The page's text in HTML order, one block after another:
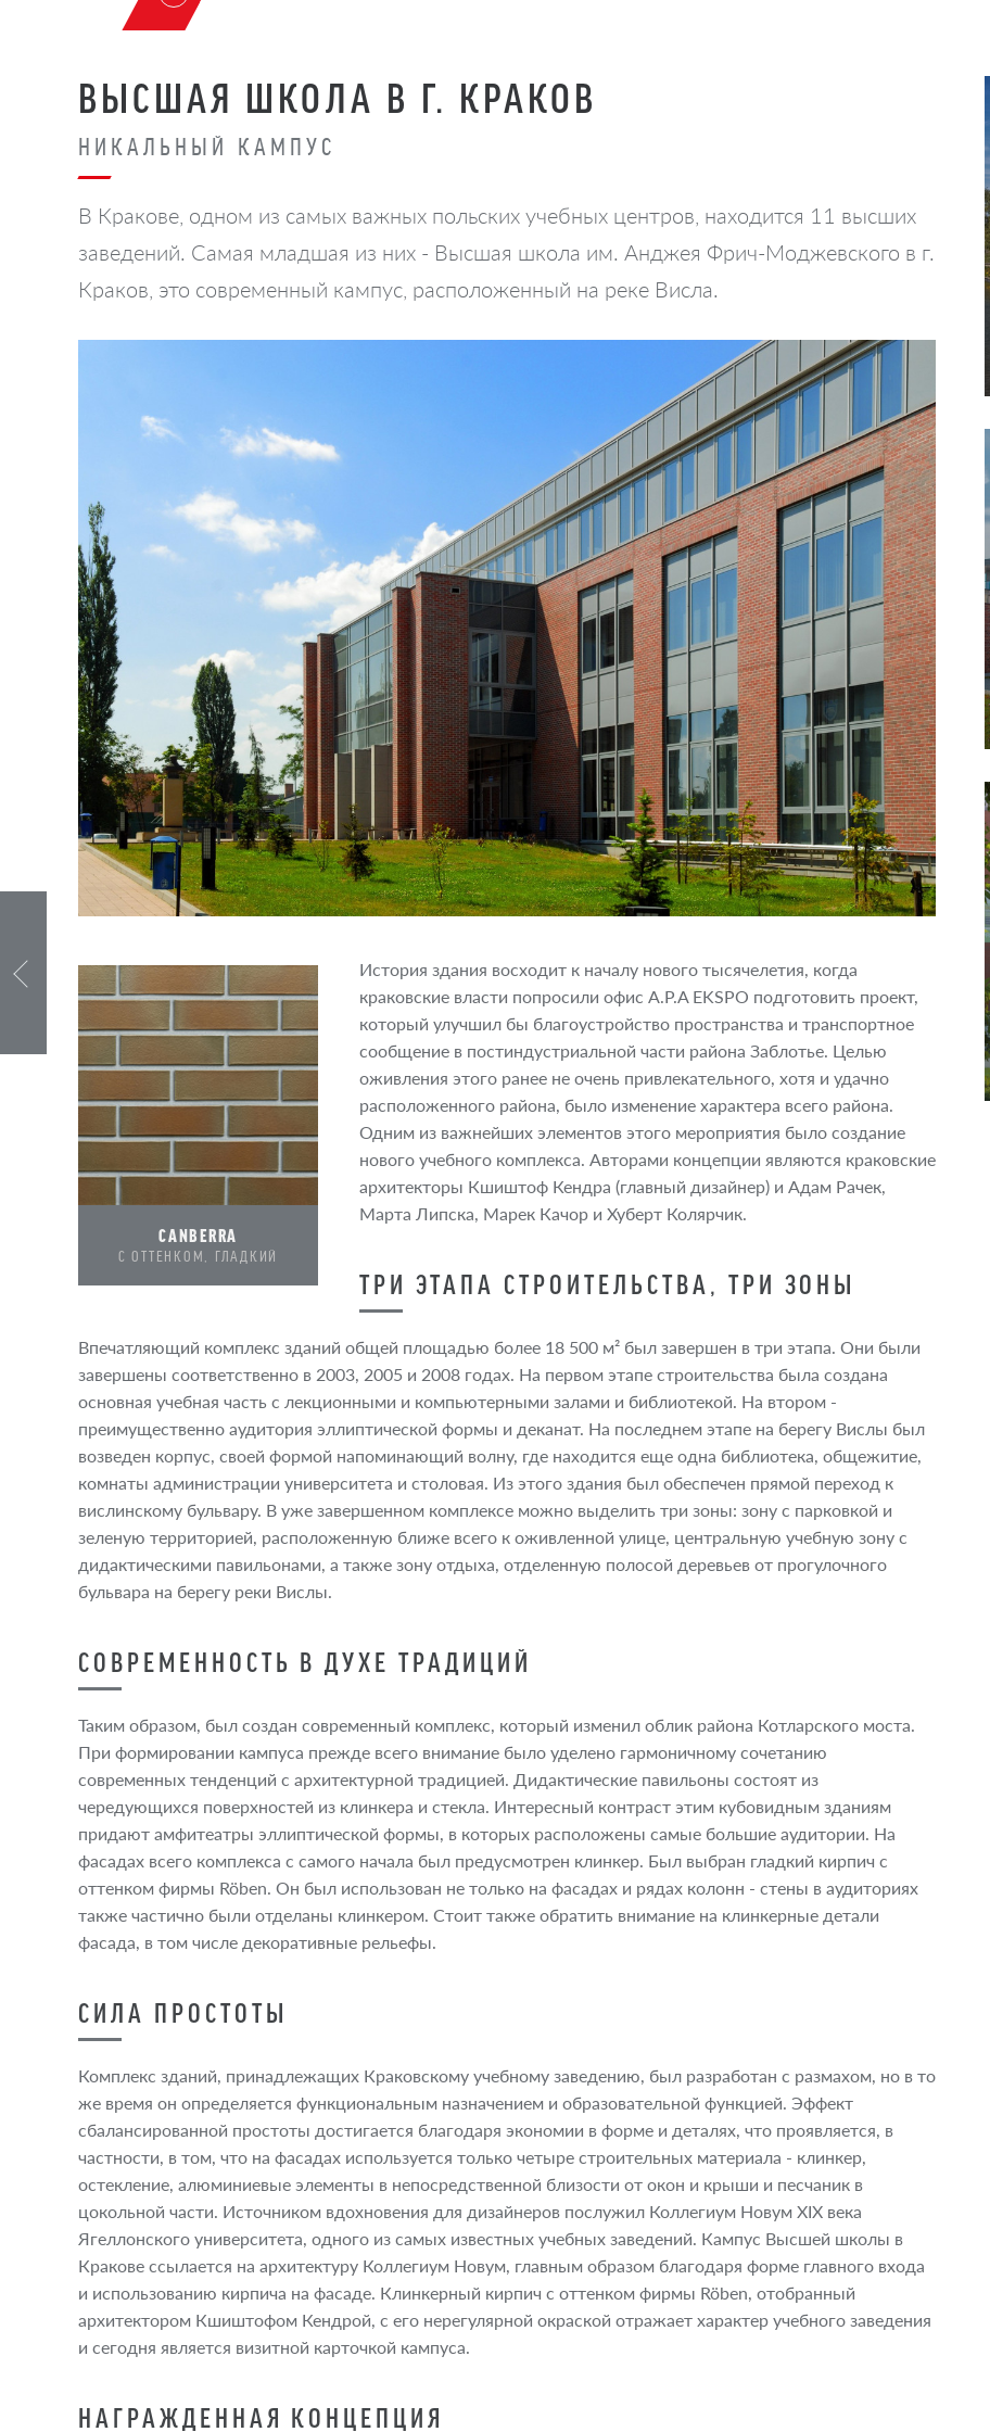
ВЫСШАЯ ШКОЛА В Г. КРАКОВ
НИКАЛЬНЫЙ КАМПУС
В Кракове, одном из самых важных польских учебных центров, находится 11 высших
заведений. Самая младшая из них - Высшая школа им. Анджея Фрич-Моджевского в г.
Краков, это современный кампус, расположенный на реке Висла.
CANBERRA
C ОТТЕНКОМ, ГЛАДКИЙ
История здания восходит к началу нового тысячелетия, когда
краковские власти попросили офис A.P.A EKSPO подготовить проект,
который улучшил бы благоустройство пространства и транспортное
сообщение в постиндустриальной части района Заблотье. Целью
оживления этого ранее не очень привлекательного, хотя и удачно
расположенного района, было изменение характера всего района.
Одним из важнейших элементов этого мероприятия было создание
нового учебного комплекса. Авторами концепции являются краковские
архитекторы Кшиштоф Кендра (главный дизайнер) и Адам Рачек,
Марта Липска, Марек Качор и Хуберт Колярчик.
ТРИ ЭТАПА СТРОИТЕЛЬСТВА, ТРИ ЗОНЫ
Впечатляющий комплекс зданий общей площадью более 18 500 м² был завершен в три этапа. Они были
завершены соответственно в 2003, 2005 и 2008 годах. На первом этапе строительства была создана
основная учебная часть с лекционными и компьютерными залами и библиотекой. На втором -
преимущественно аудитория эллиптической формы и деканат. На последнем этапе на берегу Вислы был
возведен корпус, своей формой напоминающий волну, где находится еще одна библиотека, общежитие,
комнаты администрации университета и столовая. Из этого здания был обеспечен прямой переход к
вислинскому бульвару. В уже завершенном комплексе можно выделить три зоны: зону с парковкой и
зеленую территорией, расположенную ближе всего к оживленной улице, центральную учебную зону с
дидактическими павильонами, а также зону отдыха, отделенную полосой деревьев от прогулочного
бульвара на берегу реки Вислы.
СОВРЕМЕННОСТЬ В ДУХЕ ТРАДИЦИЙ
Таким образом, был создан современный комплекс, который изменил облик района Котларского моста.
При формировании кампуса прежде всего внимание было уделено гармоничному сочетанию
современных тенденций с архитектурной традицией. Дидактические павильоны состоят из
чередующихся поверхностей из клинкера и стекла. Интересный контраст этим кубовидным зданиям
придают амфитеатры эллиптической формы, в которых расположены самые большие аудитории. На
фасадах всего комплекса с самого начала был предусмотрен клинкер. Был выбран гладкий кирпич с
оттенком фирмы Röben. Он был использован не только на фасадах и рядах колонн - стены в аудиториях
также частично были отделаны клинкером. Стоит также обратить внимание на клинкерные детали
фасада, в том числе декоративные рельефы.
СИЛА ПРОСТОТЫ
Комплекс зданий, принадлежащих Краковскому учебному заведению, был разработан с размахом, но в то
же время он определяется функциональным назначением и образовательной функцией. Эффект
сбалансированной простоты достигается благодаря экономии в форме и деталях, что проявляется, в
частности, в том, что на фасадах используется только четыре строительных материала - клинкер,
остекление, алюминиевые элементы в непосредственной близости от окон и крыши и песчаник в
цокольной части. Источником вдохновения для дизайнеров послужил Коллегиум Новум XIX века
Ягеллонского университета, одного из самых известных учебных заведений. Кампус Высшей школы в
Кракове ссылается на архитектуру Коллегиум Новум, главным образом благодаря форме главного входа
и использованию кирпича на фасаде. Клинкерный кирпич с оттенком фирмы Röben, отобранный
архитектором Кшиштофом Кендрой, с его нерегулярной окраской отражает характер учебного заведения
и сегодня является визитной карточкой кампуса.
НАГРАЖДЕННАЯ КОНЦЕПЦИЯ